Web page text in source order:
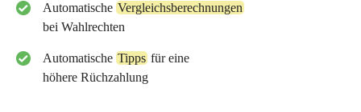
Automatische Vergleichsberechnungen
bei Wahlrechten
Automatische Tipps für eine
höhere Rüchzahlung